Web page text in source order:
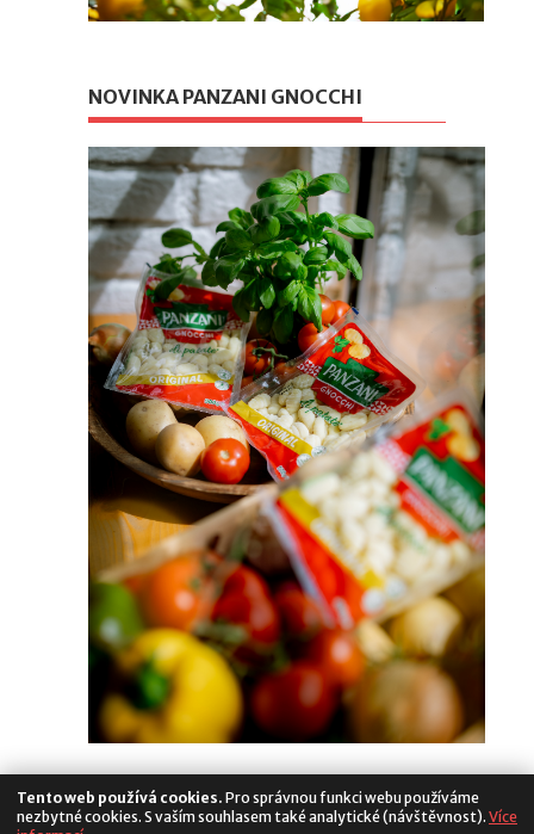
NOVINKA PANZANI GNOCCHI
Tento web používá cookies. Pro správnou funkci webu používáme
nezbytné cookies. S vaším souhlasem také analytické (návštěvnost). Více